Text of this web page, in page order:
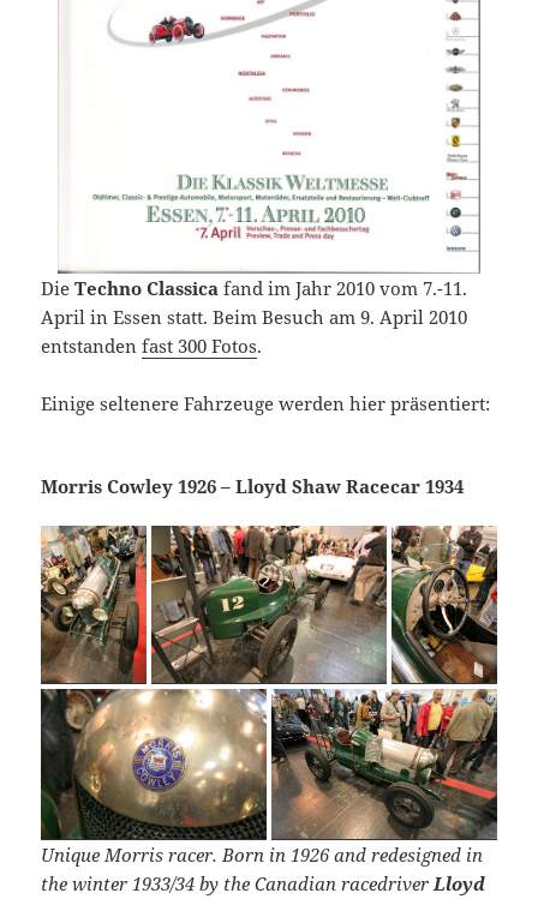
DieTechno Classica fand im Jahr 2010 vom 7.-11.
April in Essen statt. Beim Besuch am 9. April 2010
entstandenfast 300 Fotos.
Einige seltenere Fahrzeuge werden hier präsentiert:
Morris Cowley 1926 – Lloyd Shaw Racecar 1934
Unique Morris racer. Born in 1926 and redesigned in
the winter 1933/34 by the Canadian racedriverLloyd